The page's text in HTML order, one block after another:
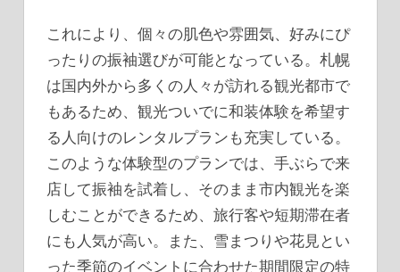
これにより、個々の肌色や雰囲気、好みにぴ
ったりの振袖選びが可能となっている。札幌
は国内外から多くの人々が訪れる観光都市で
もあるため、観光ついでに和装体験を希望す
る人向けのレンタルプランも充実している。
このような体験型のプランでは、手ぶらで来
店して振袖を試着し、そのまま市内観光を楽
しむことができるため、旅行客や短期滞在者
にも人気が高い。また、雪まつりや花見とい
った季節のイベントに合わせた期間限定の特